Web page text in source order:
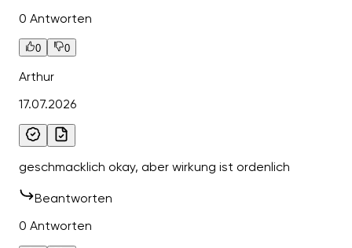
0 Antworten
0 0
Arthur
17.07.2026
geschmacklich okay, aber wirkung ist ordenlich
Beantworten
0 Antworten